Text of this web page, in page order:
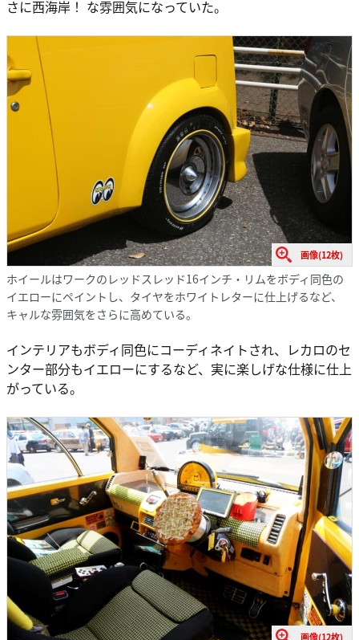
さに西海岸！ な雰囲気になっていた。
画像(12枚)
ホイールはワークのレッドスレッド16インチ・リムをボディ同色の
イエローにペイントし、タイヤをホワイトレターに仕上げるなど、
キャルな雰囲気をさらに高めている。
インテリアもボディ同色にコーディネイトされ、レカロのセ
ンター部分もイエローにするなど、実に楽しげな仕様に仕上
がっている。
画像(12枚)